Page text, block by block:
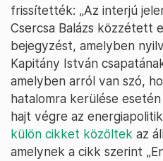
frissítették: „Az interjú
Csercsa Balázs közzétett
bejegyzést, amelyben
Kapitány István
amelyben arról van szó,
hatalomra kerülése
hajt végre az
külön cikket közöltek az
amelynek a cikk szerint